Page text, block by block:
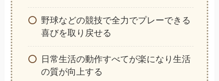
野球などの競技で全力でプレーできる
喜びを取り戻せる
日常生活の動作すべてが楽になり生活
の質が向上する